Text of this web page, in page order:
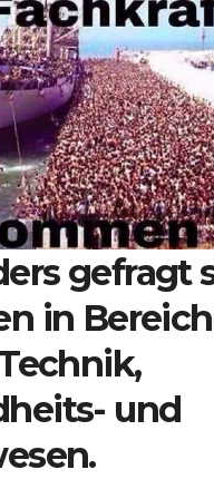
gefragt
in
und